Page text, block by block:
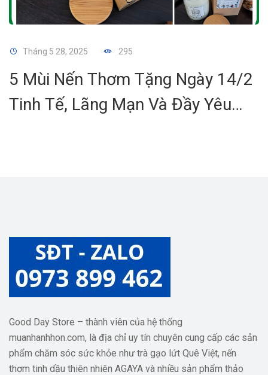
Tháng 5 28, 2025 295
5 Mùi Nến Thơm Tặng Ngày 14/2
Tinh Tế, Lãng Mạn Và Đầy Yêu
Good Day Store – thành viên của hệ thống
muanhanhhon.com, là địa chỉ uy tín chuyên cung cấp các sản
phẩm chăm sóc sức khỏe như trà gạo lứt Quê Việt, nến
thơm tinh dầu thiên nhiên AGAYA và nhiều sản phẩm thảo